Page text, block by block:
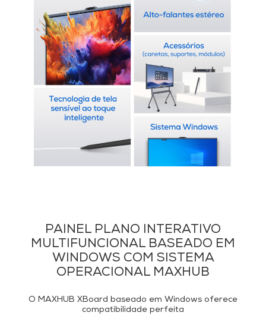
PAINEL PLANO INTERATIVO
MULTIFUNCIONAL BASEADO EM
WINDOWS COM SISTEMA
OPERACIONAL MAXHUB
O MAXHUB XBoard baseado em Windows oferece
compatibilidade perfeita